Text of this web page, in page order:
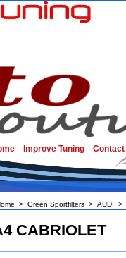
Improve Tuning Contact
> Green Sportfilters > AUDI >
CABRIOLET